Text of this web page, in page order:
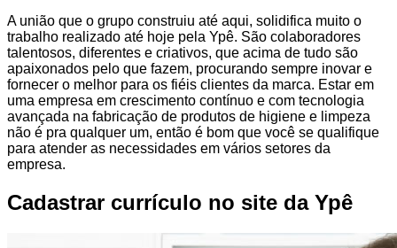
A união que o grupo construiu até aqui, solidifica muito o
trabalho realizado até hoje pela Ypê. São colaboradores
talentosos, diferentes e criativos, que acima de tudo são
apaixonados pelo que fazem, procurando sempre inovar e
fornecer o melhor para os fiéis clientes da marca. Estar em
uma empresa em crescimento contínuo e com tecnologia
avançada na fabricação de produtos de higiene e limpeza
não é pra qualquer um, então é bom que você se qualifique
para atender as necessidades em vários setores da
empresa.
Cadastrar currículo no site da Ypê